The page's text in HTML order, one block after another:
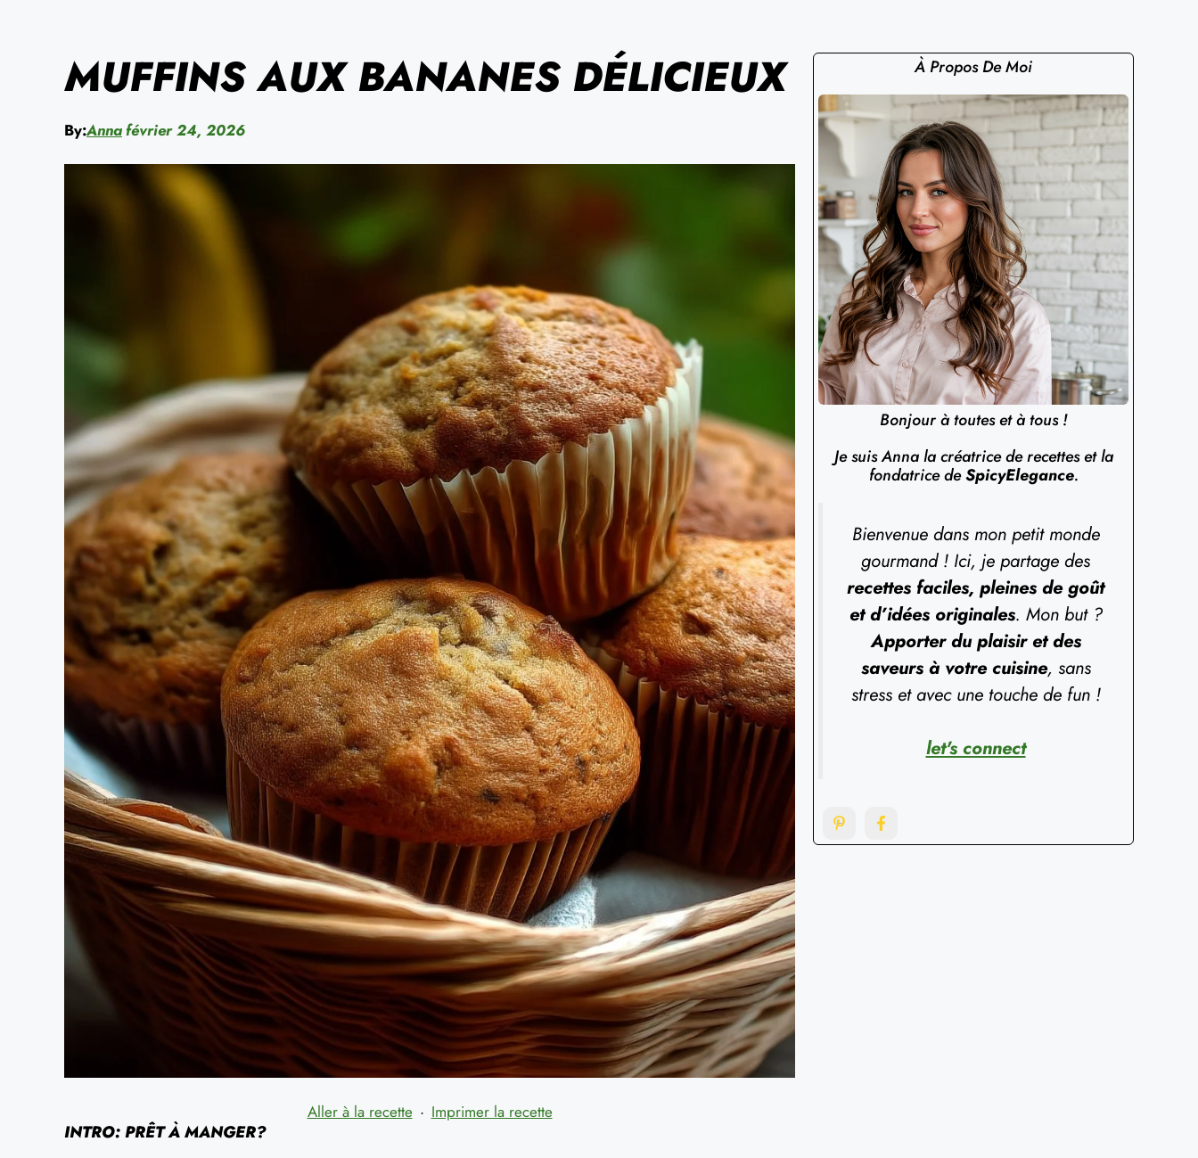
MUFFINS AUX BANANES DÉLICIEUX
By:Annafévrier 24, 2026
Aller à la recette · Imprimer la recette
INTRO: PRÊT À MANGER?
À Propos De Moi
Bonjour à toutes et à tous !
Je suis Anna la créatrice de recettes et la
fondatrice deSpicyElegance.
Bienvenue dans mon petit monde
gourmand ! Ici, je partage des
recettes faciles, pleines de goût
et d’idées originales. Mon but ?
Apporter du plaisir et des
saveurs à votre cuisine, sans
stress et avec une touche de fun !
let's connect